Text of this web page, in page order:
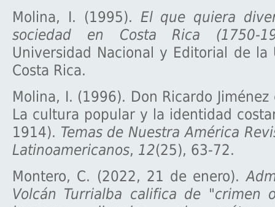
Molina, I. (1995). El que quiera
sociedad en Costa Rica (1750-
Universidad Nacional y Editorial de la
Costa Rica.
Molina, I. (1996). Don Ricardo
La cultura popular y la identidad
1914). Temas de Nuestra América
Latinoamericanos, 12(25), 63-72.
Montero, C. (2022, 21 de enero).
Volcán Turrialba califica de "crimen